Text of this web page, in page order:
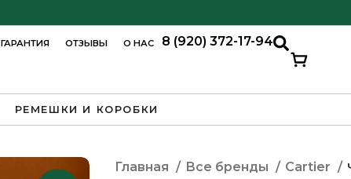
ГАРАНТИЯ ОТЗЫВЫ О НАС 8 (920) 372-17-94
РЕМЕШКИ И КОРОБКИ
Главная Все бренды Cartier